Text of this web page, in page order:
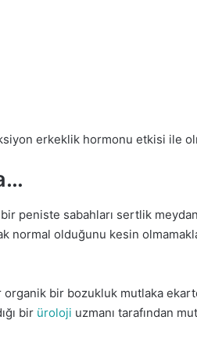
erkeklik hormonu etkisi ile
bir peniste sabahları sertlik
normal olduğunu kesin
bir bozukluk mutlaka
bir üroloji uzmanı tarafından